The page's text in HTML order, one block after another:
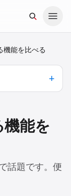
機能を比べる
能を
話題です。便